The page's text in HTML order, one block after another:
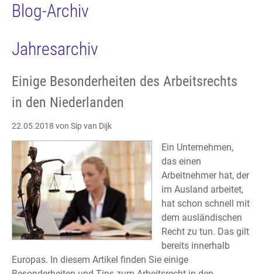
Blog-Archiv
Jahresarchiv
Einige Besonderheiten des Arbeitsrechts
in den Niederlanden
22.05.2018 von Sip van Dijk
Ein Unternehmen,
das einen
Arbeitnehmer hat, der
im Ausland arbeitet,
hat schon schnell mit
dem ausländischen
Recht zu tun. Das gilt
bereits innerhalb
Europas. In diesem Artikel finden Sie einige